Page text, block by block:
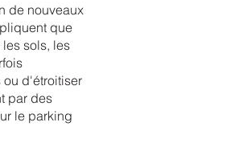
de nouveaux
que
sols, les
d'étroitiser
par des
le parking